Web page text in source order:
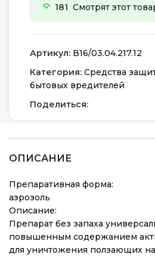
181 Смотрят этот
Артикул: В16/03.04.217.12
Категория: Средства
бытовых вредителей
Поделиться:
ОПИСАНИЕ
Препаративная форма:
аэрозоль
Описание:
Препарат без запаха
повышенным содержанием
для уничтожения ползающих